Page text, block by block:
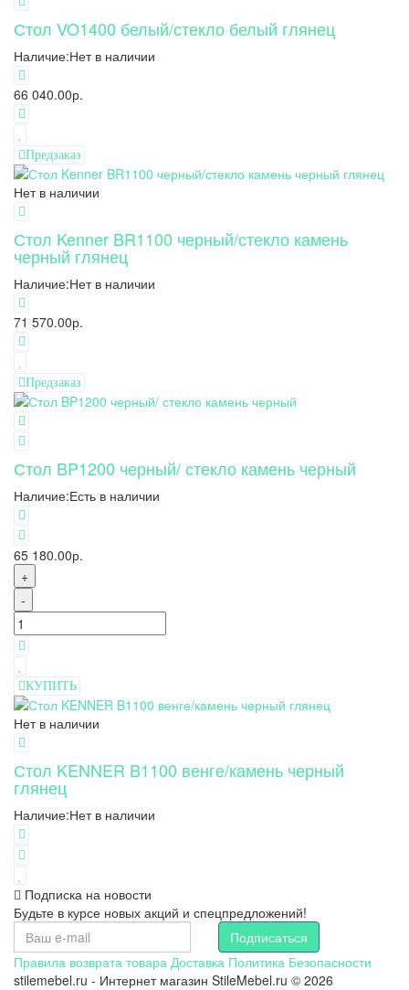
Стол VO1400 белый/стекло белый глянец
Наличие:Нет в наличии
66 040.00р.
Предзаказ
Нет в наличии
Стол Kenner BR1100 черный/стекло камень
черный глянец
Наличие:Нет в наличии
71 570.00р.
Предзаказ
Стол BP1200 черный/ стекло камень черный
Наличие:Есть в наличии
65 180.00р.
+
-
КУПИТЬ
Нет в наличии
Стол KENNER B1100 венге/камень черный
глянец
Наличие:Нет в наличии
Подписка на новости
Будьте в курсе новых акций и спецпредложений!
Подписаться
Правила возврата товара Доставка Политика Безопасности
stilemebel.ru - Интернет магазин StileMebel.ru © 2026